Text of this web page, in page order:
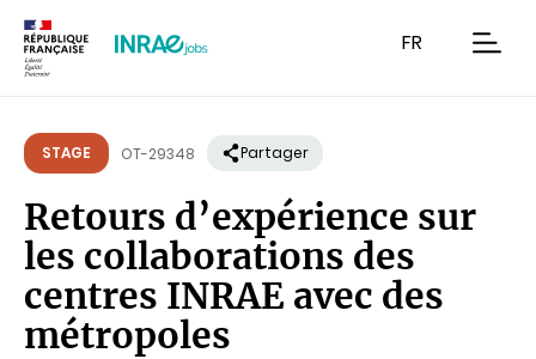
FR
STAGE OT-29348 Partager
Retours d’expérience sur
les collaborations des
centres INRAE avec des
métropoles